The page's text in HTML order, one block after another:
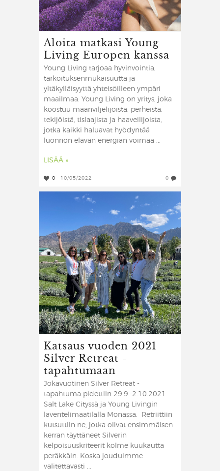
Aloita matkasi Young
Living Europen kanssa
Young Living tarjoaa hyvinvointia,
tarkoituksenmukaisuutta ja
yltäkylläisyyttä yhteisöilleen ympäri
maailmaa. Young Living on yritys, joka
koostuu maanviljelijöistä, perheistä,
tekijöistä, tislaajista ja haaveilijoista,
jotka kaikki haluavat hyödyntää
luonnon elävän energian voimaa ...
LISÄÄ »
0 10/05/2022 0
Katsaus vuoden 2021
Silver Retreat -
tapahtumaan
Jokavuotinen Silver Retreat -
tapahtuma pidettiin 29.9.-2.10.2021
Salt Lake Cityssä ja Young Livingin
laventelimaatilalla Monassa. Retriittiin
kutsuttiin ne, jotka olivat ensimmäisen
kerran täyttäneet Silverin
kelpoisuuskriteerit kolme kuukautta
peräkkäin. Koska jouduimme
valitettavasti ...